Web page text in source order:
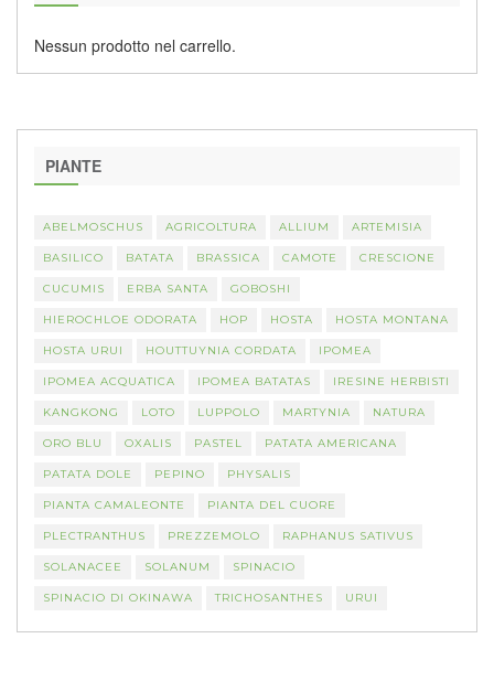
Nessun prodotto nel carrello.
PIANTE
ABELMOSCHUS AGRICOLTURA ALLIUM ARTEMISIA
BASILICO BATATA BRASSICA CAMOTE CRESCIONE
CUCUMIS ERBA SANTA GOBOSHI
HIEROCHLOE ODORATA HOP HOSTA HOSTA MONTANA
HOSTA URUI HOUTTUYNIA CORDATA IPOMEA
IPOMEA ACQUATICA IPOMEA BATATAS IRESINE HERBISTI
KANGKONG LOTO LUPPOLO MARTYNIA NATURA
ORO BLU OXALIS PASTEL PATATA AMERICANA
PATATA DOLE PEPINO PHYSALIS
PIANTA CAMALEONTE PIANTA DEL CUORE
PLECTRANTHUS PREZZEMOLO RAPHANUS SATIVUS
SOLANACEE SOLANUM SPINACIO
SPINACIO DI OKINAWA TRICHOSANTHES URUI